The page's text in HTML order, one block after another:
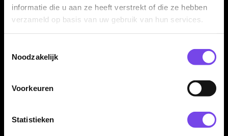
informatie die u aan ze heeft verstrekt of die ze hebben
verzameld op basis van uw gebruik van hun services.
Noodzakelijk
Voorkeuren
Statistieken
geschikt voor meerdere leeftijden.
Deze dartbord set is vooral geschikt voor kinderen, beginners
veilig en toegankelijk, terwijl de papieren zijde met steeltip